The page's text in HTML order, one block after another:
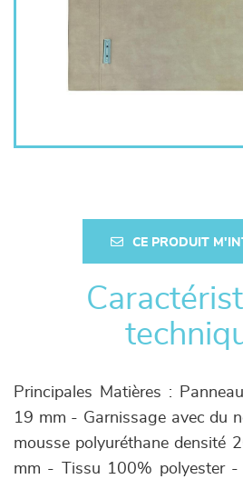
CE PRODUIT
Principales Matières :
19 mm - Garnissage avec du
mousse polyuréthane densité
mm - Tissu 100% polyester -